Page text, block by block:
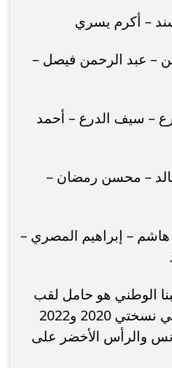
– أكرم يسري
– عبد الرحمن فيصل –
– سيف الدرع – أحمد
– محسن رمضان –
– إبراهيم المصري –
الوطني هو حامل لقب
البطولتين الماضيتين في نسختي 2020 و2022
والرأس الأخضر على